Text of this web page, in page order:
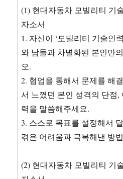
(1) 현대자동차 모빌리티 기
자소서
1. 자신이 ‘모빌리티 기술인
와 남들과 차별화된 본인만
오.
2. 협업을 통해서 문제를 해
서 느꼈던 본인 성격의 단점,
력을 말씀해주세요.
3. 스스로 목표를 설정해서
겪은 어려움과 극복해낸 방
(2) 현대자동차 모빌리티 기